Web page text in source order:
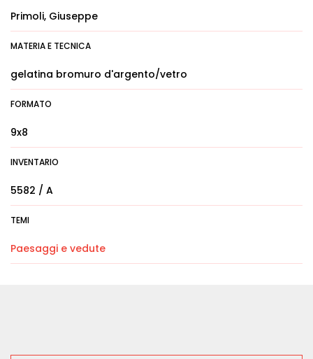
Primoli, Giuseppe
MATERIA E TECNICA
gelatina bromuro d'argento/vetro
FORMATO
9x8
INVENTARIO
5582 / A
TEMI
Paesaggi e vedute